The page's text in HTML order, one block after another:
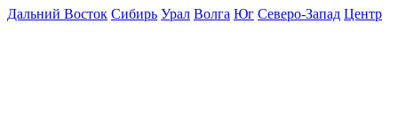
Дальний Восток Сибирь Урал Волга Юг Северо-Запад Центр